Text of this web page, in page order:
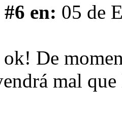
en: 05 de
De
mal